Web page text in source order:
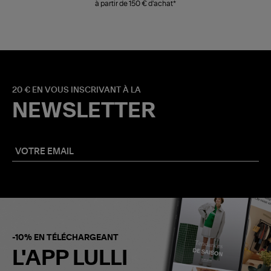
à partir de 150 € d'achat*
20 € EN VOUS INSCRIVANT À LA
NEWSLETTER
-10% EN TÉLÉCHARGEANT
L'APP LULLI